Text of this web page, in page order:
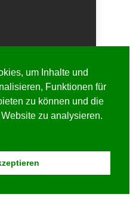
um Inhalte und
Funktionen für
zu können und die
zu analysieren.